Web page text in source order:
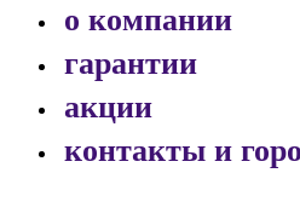
о компании
гарантии
акции
контакты и